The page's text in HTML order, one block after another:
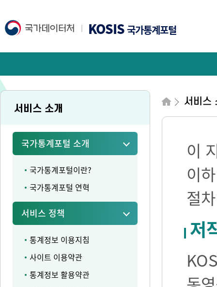
KOSIS국가통계포털
서비스 소개
국가통계포털 소개
국가통계포털이란?
국가통계포털 연혁
서비스 정책
통계정보 이용지침
사이트 이용약관
통계정보 활용약관
서비스
이
이
절
저